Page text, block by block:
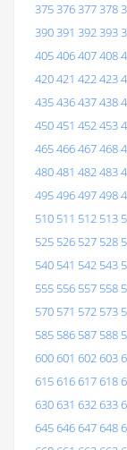
375376377378
390391 392393
405406407408
420421 422423
435436437438
450451 452453
465466467468
480481 482483
495496497498
510 511 512 513
525 526 527 528
540 541 542 543
555 556 557 558
570 571 572 573
585 586 587 588
600601 602603
615616617618
630631 632633
645646647648